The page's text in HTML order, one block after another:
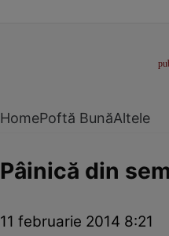
HomePoftă BunăAltele
Pâinică din
11 februarie 2014 8:21